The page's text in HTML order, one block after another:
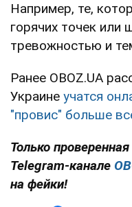
Например, те,
горячих точек или
тревожностью и
Ранее OBOZ.UA
Украине учатся
"провис" больше
Только
Telegram-канале
на фейки!